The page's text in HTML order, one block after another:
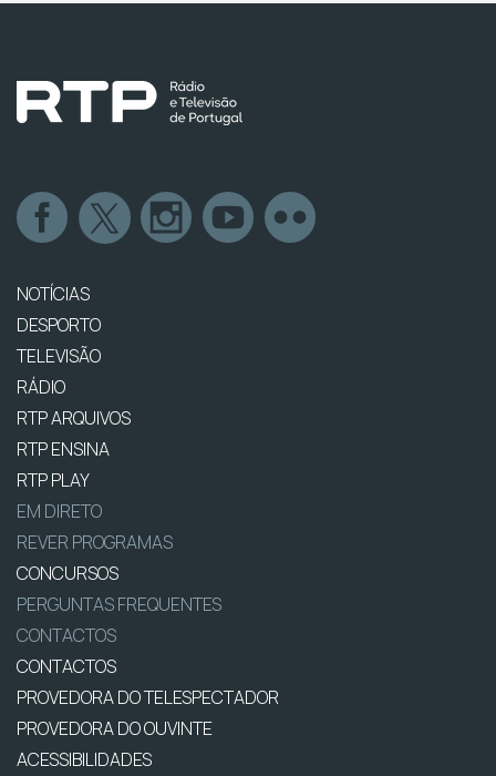
NOTÍCIAS
DESPORTO
TELEVISÃO
RÁDIO
RTP ARQUIVOS
RTP ENSINA
RTP PLAY
EM DIRETO
REVER PROGRAMAS
CONCURSOS
PERGUNTAS FREQUENTES
CONTACTOS
CONTACTOS
PROVEDORA DO TELESPECTADOR
PROVEDORA DO OUVINTE
ACESSIBILIDADES